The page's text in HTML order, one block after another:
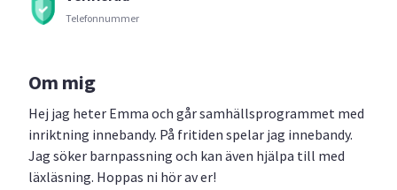
Telefonnummer
Om mig
Hej jag heter Emma och går samhällsprogrammet med
inriktning innebandy. På fritiden spelar jag innebandy.
Jag söker barnpassning och kan även hjälpa till med
läxläsning. Hoppas ni hör av er!